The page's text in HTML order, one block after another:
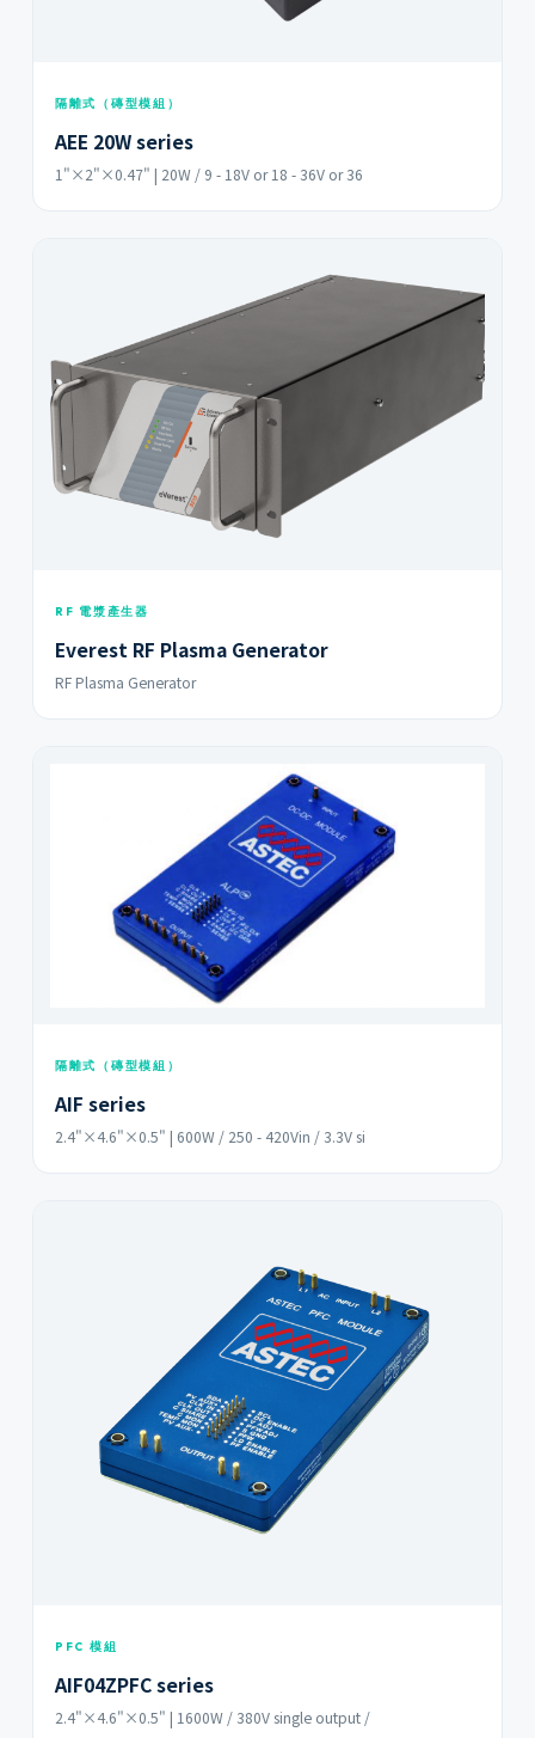
隔離式（磚型模組）
AEE 20W series
1"×2"×0.47" | 20W / 9 - 18V or 18 - 36V or 36
RF 電漿產生器
Everest RF Plasma Generator
RF Plasma Generator
隔離式（磚型模組）
AIF series
2.4"×4.6"×0.5" | 600W / 250 - 420Vin / 3.3V si
PFC 模組
AIF04ZPFC series
2.4"×4.6"×0.5" | 1600W / 380V single output /